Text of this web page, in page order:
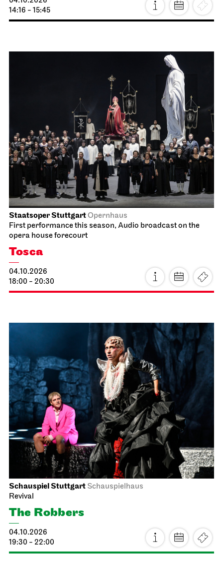
14:16 - 15:45
Staatsoper StuttgartOpernhaus
First performance this season, Audio broadcast on the
opera house forecourt
Tosca
04.10.2026
18:00 - 20:30
Schauspiel Stuttgart Schauspielhaus
Revival
The Robbers
04.10.2026
19:30 - 22:00